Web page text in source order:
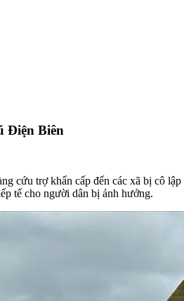
Điện Biên
cứu trợ khẩn cấp đến các xã bị cô
tế cho người dân bị ảnh hưởng.